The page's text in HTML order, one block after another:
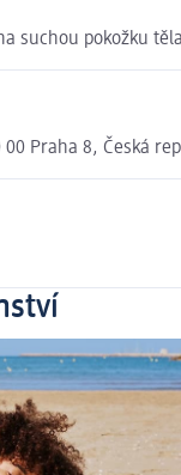
suchou pokožku
00 Praha 8, Česká